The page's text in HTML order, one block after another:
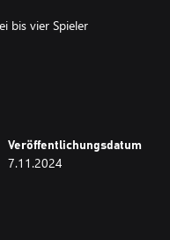
bis vier Spieler
zu schnappen!
vier anderen Spielern
kämpfe um Platz 1!
Veröffentlichungsdatum
7.11.2024